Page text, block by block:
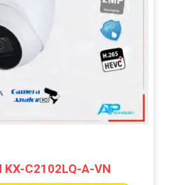
KX-C2102LQ-A-VN